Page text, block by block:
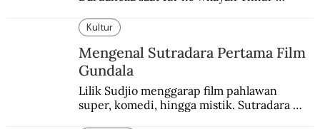
ketegangan antara orang Yahudi dan
penduduk Arab.
Kultur
Mengenal Sutradara Pertama Film
Gundala
Lilik Sudjio menggarap film pahlawan
super, komedi, hingga mistik. Sutradara